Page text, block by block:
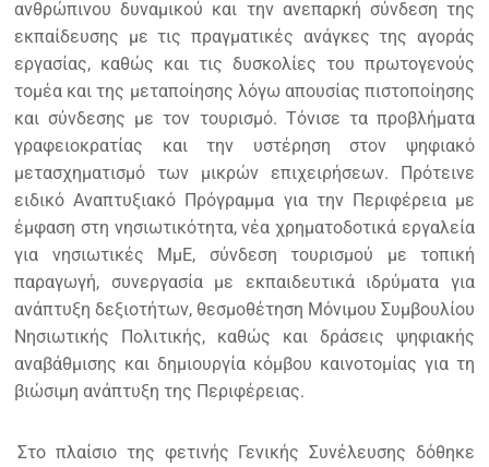
ανθρώπινου δυναμικού και την ανεπαρκή σύνδεση της
εκπαίδευσης με τις πραγματικές ανάγκες της αγοράς
εργασίας, καθώς και τις δυσκολίες του πρωτογενούς
τομέα και της μεταποίησης λόγω απουσίας πιστοποίησης
και σύνδεσης με τον τουρισμό. Τόνισε τα προβλήματα
γραφειοκρατίας και την υστέρηση στον ψηφιακό
μετασχηματισμό των μικρών επιχειρήσεων. Πρότεινε
ειδικό Αναπτυξιακό Πρόγραμμα για την Περιφέρεια με
έμφαση στη νησιωτικότητα, νέα χρηματοδοτικά εργαλεία
για νησιωτικές ΜμΕ, σύνδεση τουρισμού με τοπική
παραγωγή, συνεργασία με εκπαιδευτικά ιδρύματα για
ανάπτυξη δεξιοτήτων, θεσμοθέτηση Μόνιμου Συμβουλίου
Νησιωτικής Πολιτικής, καθώς και δράσεις ψηφιακής
αναβάθμισης και δημιουργία κόμβου καινοτομίας για τη
βιώσιμη ανάπτυξη της Περιφέρειας.
Στο πλαίσιο της φετινής Γενικής Συνέλευσης δόθηκε